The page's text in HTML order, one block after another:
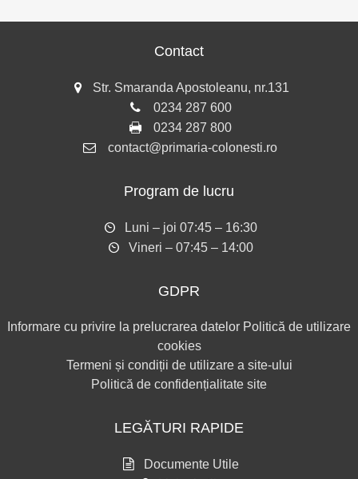
Contact
Str. Smaranda Apostoleanu, nr.131
0234 287 600
0234 287 800
contact@primaria-colonesti.ro
Program de lucru
Luni – joi 07:45 – 16:30
Vineri – 07:45 – 14:00
GDPR
Informare cu privire la prelucrarea datelor Politică de utilizare
cookies
Termeni și condiții de utilizare a site-ului
Politică de confidențialitate site
LEGĂTURI RAPIDE
Documente Utile